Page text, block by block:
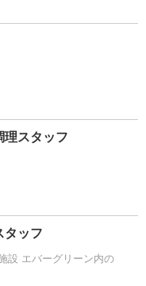
理スタッフ
タッフ
設 エバーグリーン内の